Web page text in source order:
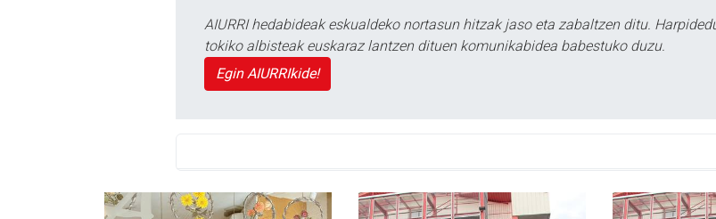
AIURRI hedabideak eskualdeko nortasun hitzak jaso eta zabaltzen ditu.
tokiko albisteak euskaraz lantzen dituen komunikabidea babestuko duzu.
Egin AIURRIkide!